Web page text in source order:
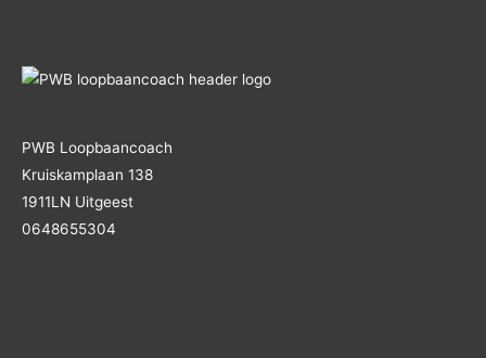
PWB Loopbaancoach
Kruiskamplaan 138
1911LN Uitgeest
0648655304